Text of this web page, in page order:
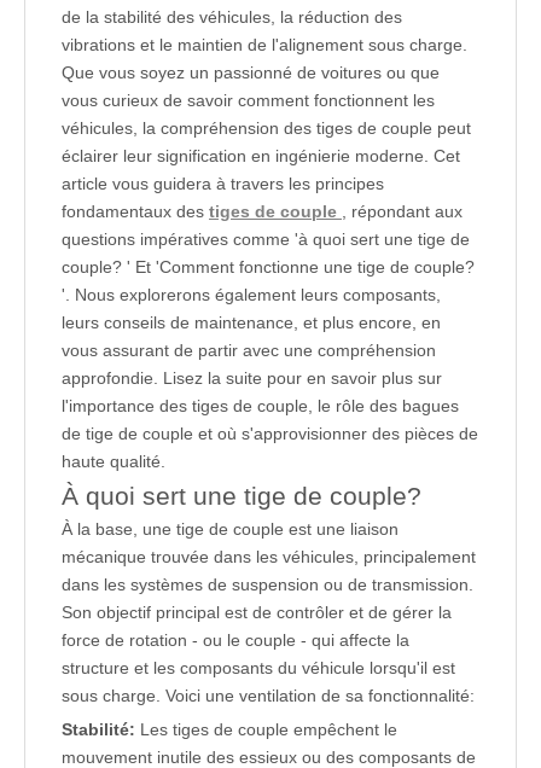
de la stabilité des véhicules, la réduction des
vibrations et le maintien de l'alignement sous charge.
Que vous soyez un passionné de voitures ou que
vous curieux de savoir comment fonctionnent les
véhicules, la compréhension des tiges de couple peut
éclairer leur signification en ingénierie moderne. Cet
article vous guidera à travers les principes
fondamentaux des tiges de couple
, répondant aux
questions impératives comme 'à quoi sert une tige de
couple? ' Et 'Comment fonctionne une tige de couple?
'. Nous explorerons également leurs composants,
leurs conseils de maintenance, et plus encore, en
vous assurant de partir avec une compréhension
approfondie. Lisez la suite pour en savoir plus sur
l'importance des tiges de couple, le rôle des bagues
de tige de couple et où s'approvisionner des pièces de
haute qualité.
À quoi sert une tige de couple?
À la base, une tige de couple est une liaison
mécanique trouvée dans les véhicules, principalement
dans les systèmes de suspension ou de transmission.
Son objectif principal est de contrôler et de gérer la
force de rotation - ou le couple - qui affecte la
structure et les composants du véhicule lorsqu'il est
sous charge. Voici une ventilation de sa fonctionnalité:
Stabilité: Les tiges de couple empêchent le
mouvement inutile des essieux ou des composants de